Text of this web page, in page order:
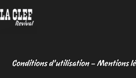
au
contenu
Conditions d’utilisation – Mentions